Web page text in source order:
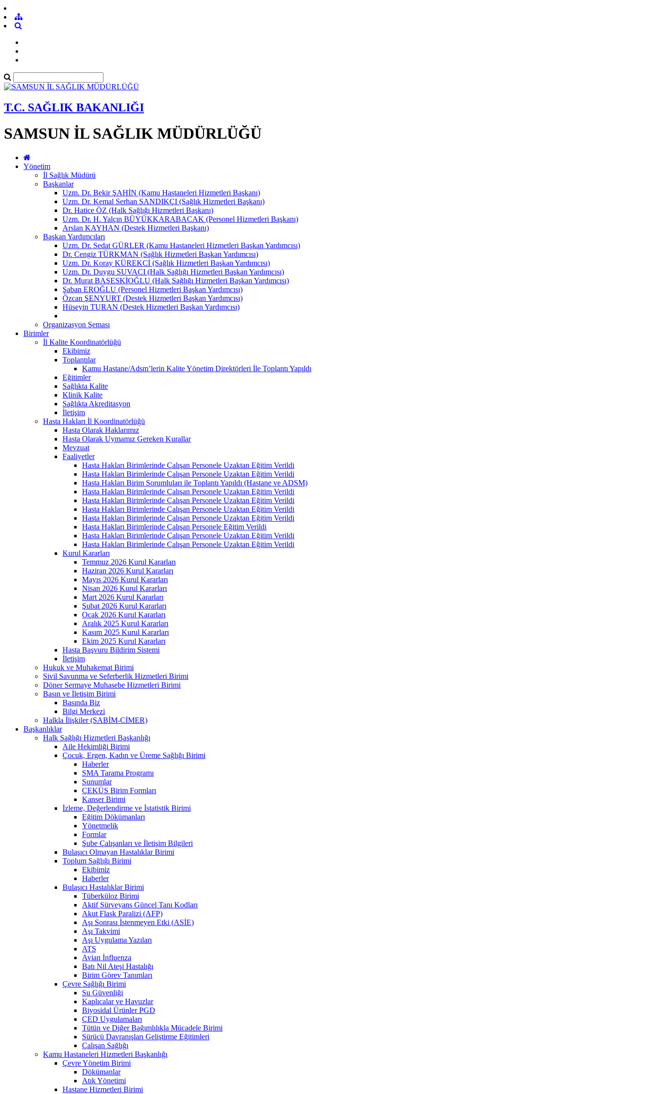
T.C. SAĞLIK BAKANLIĞI
SAMSUN İL SAĞLIK MÜDÜRLÜĞÜ
Yönetim
İl Sağlık Müdürü
Başkanlar
Uzm. Dr. Bekir ŞAHİN (Kamu Hastaneleri Hizmetleri Başkanı)
Uzm. Dr. Kemal Serhan SANDIKÇI (Sağlık Hizmetleri Başkanı)
Dr. Hatice ÖZ (Halk Sağlığı Hizmetleri Başkanı)
Uzm. Dr. H. Yalçın BÜYÜKKARABACAK (Personel Hizmetleri Başkanı)
Arslan KAYHAN (Destek Hizmetleri Başkanı)
Başkan Yardımcıları
Uzm. Dr. Sedat GÜRLER (Kamu Hastaneleri Hizmetleri Başkan Yardımcısı)
Dr. Cengiz TÜRKMAN (Sağlık Hizmetleri Başkan Yardımcısı)
Uzm. Dr. Koray KÜREKCİ (Sağlık Hizmetleri Başkan Yardımcısı)
Uzm. Dr. Duygu SUVACI (Halk Sağlığı Hizmetleri Başkan Yardımcısı)
Dr. Murat BAŞESKİOĞLU (Halk Sağlığı Hizmetleri Başkan Yardımcısı)
Şaban EROĞLU (Personel Hizmetleri Başkan Yardımcısı)
Özcan ŞENYURT (Destek Hizmetleri Başkan Yardımcısı)
Hüseyin TURAN (Destek Hizmetleri Başkan Yardımcısı)
Organizasyon Şeması
Birimler
İl Kalite Koordinatörlüğü
Ekibimiz
Toplantılar
Kamu Hastane/Adsm’lerin Kalite Yönetim Direktörleri İle Toplantı Yapıldı
Eğitimler
Sağlıkta Kalite
Klinik Kalite
Sağlıkta Akreditasyon
İletişim
Hasta Hakları İl Koordinatörlüğü
Hasta Olarak Haklarımız
Hasta Olarak Uymamız Gereken Kurallar
Mevzuat
Faaliyetler
Hasta Hakları Birimlerinde Çalışan Personele Uzaktan Eğitim Verildi
Hasta Hakları Birimlerinde Çalışan Personele Uzaktan Eğitim Verildi
Hasta Hakları Birim Sorumluları ile Toplantı Yapıldı (Hastane ve ADSM)
Hasta Hakları Birimlerinde Çalışan Personele Uzaktan Eğitim Verildi
Hasta Hakları Birimlerinde Çalışan Personele Uzaktan Eğitim Verildi
Hasta Hakları Birimlerinde Çalışan Personele Uzaktan Eğitim Verildi
Hasta Hakları Birimlerinde Çalışan Personele Uzaktan Eğitim Verildi
Hasta Hakları Birimlerinde Çalışan Personele Eğitim Verildi
Hasta Hakları Birimlerinde Çalışan Personele Uzaktan Eğitim Verildi
Hasta Hakları Birimlerinde Çalışan Personele Uzaktan Eğitim Verildi
Kurul Kararları
Temmuz 2026 Kurul Kararları
Haziran 2026 Kurul Kararları
Mayıs 2026 Kurul Kararları
Nisan 2026 Kurul Kararları
Mart 2026 Kurul Kararları
Şubat 2026 Kurul Kararları
Ocak 2026 Kurul Kararları
Aralık 2025 Kurul Kararları
Kasım 2025 Kurul Kararları
Ekim 2025 Kurul Kararları
Hasta Başvuru Bildirim Sistemi
İletişim
Hukuk ve Muhakemat Birimi
Sivil Savunma ve Seferberlik Hizmetleri Birimi
Döner Sermaye Muhasebe Hizmetleri Birimi
Basın ve İletişim Birimi
Basında Biz
Bilgi Merkezi
Halkla İlişkiler (SABİM-CİMER)
Başkanlıklar
Halk Sağlığı Hizmetleri Başkanlığı
Aile Hekimliği Birimi
Çocuk, Ergen, Kadın ve Üreme Sağlığı Birimi
Haberler
SMA Tarama Programı
Sunumlar
ÇEKÜS Birim Formları
Kanser Birimi
İzleme, Değerlendirme ve İstatistik Birimi
Eğitim Dökümanları
Yönetmelik
Formlar
Şube Çalışanları ve İletişim Bilgileri
Bulaşıcı Olmayan Hastalıklar Birimi
Toplum Sağlığı Birimi
Ekibimiz
Haberler
Bulaşıcı Hastalıklar Birimi
Tüberküloz Birimi
Aktif Sürveyans Güncel Tanı Kodları
Akut Flask Paralizi (AFP)
Aşı Sonrası İstenmeyen Etki (ASİE)
Aşı Takvimi
Aşı Uygulama Yazıları
ATS
Avian İnfluenza
Batı Nil Ateşi Hastalığı
Birim Görev Tanımları
Çevre Sağlığı Birimi
Su Güvenliği
Kaplıcalar ve Havuzlar
Biyosidal Ürünler PGD
ÇED Uygulamaları
Tütün ve Diğer Bağımlılıkla Mücadele Birimi
Sürücü Davranışları Geliştirme Eğitimleri
Çalışan Sağlığı
Kamu Hastaneleri Hizmetleri Başkanlığı
Çevre Yönetim Birimi
Dökümanlar
Atık Yönetimi
Hastane Hizmetleri Birimi